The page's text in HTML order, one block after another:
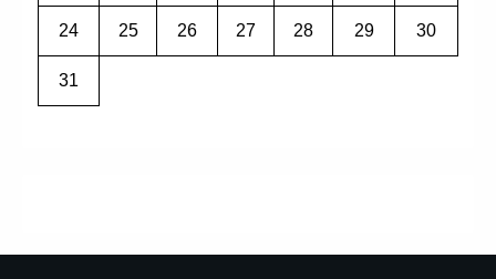
24 25 26 27 28 29 30
31